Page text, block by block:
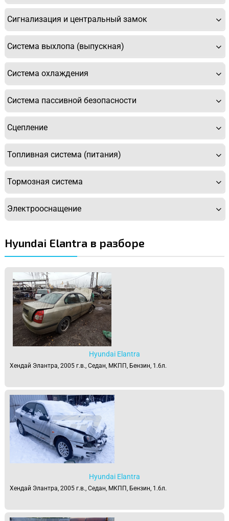
Сигнализация и центральный замок
Система выхлопа (выпускная)
Система охлаждения
Система пассивной безопасности
Сцепление
Топливная система (питания)
Тормозная система
Электрооснащение
Hyundai Elantra в разборе
Hyundai Elantra
Хендай Элантра, 2005 г.в., Седан, МКПП, Бензин, 1.6л.
Hyundai Elantra
Хендай Элантра, 2005 г.в., Седан, МКПП, Бензин, 1.6л.